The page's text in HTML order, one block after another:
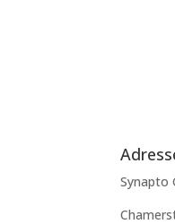
Synapto